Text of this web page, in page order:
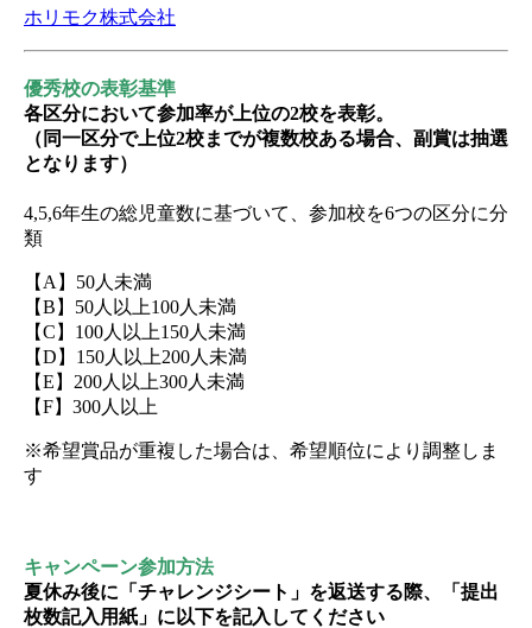
ホリモク株式会社
優秀校の表彰基準
各区分において参加率が上位の2校を表彰。
（同一区分で上位2校までが複数校ある場合、副賞は抽選
となります）
4,5,6年生の総児童数に基づいて、参加校を6つの区分に分
類
【A】50人未満
【B】50人以上100人未満
【C】100人以上150人未満
【D】150人以上200人未満
【E】200人以上300人未満
【F】300人以上
※希望賞品が重複した場合は、希望順位により調整しま
す
キャンペーン参加方法
夏休み後に「チャレンジシート」を返送する際、「提出
枚数記入用紙」に以下を記入してください